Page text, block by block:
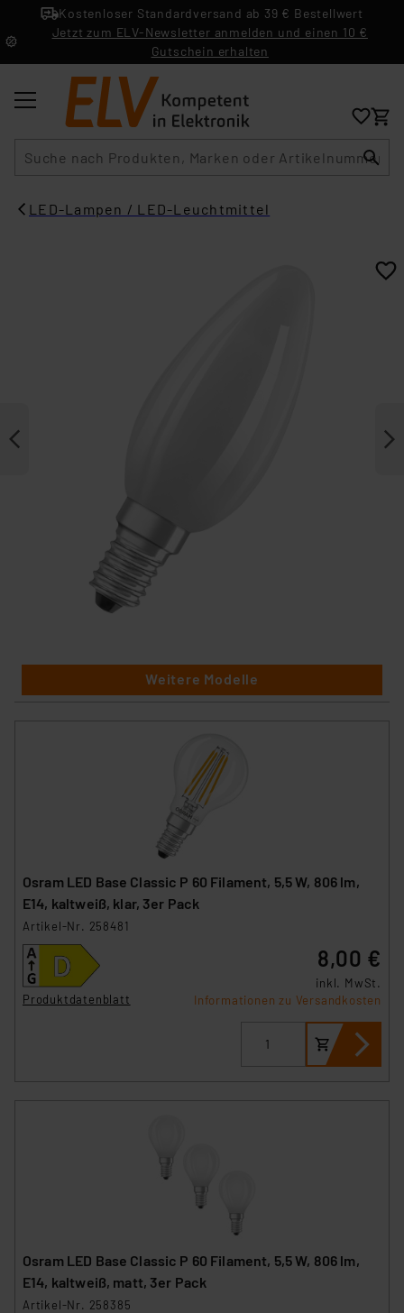
Kostenloser Standardversand ab 39 € Bestellwert
Jetzt zum ELV-Newsletter anmelden und einen 10 €
Gutschein erhalten
LED-Lampen / LED-Leuchtmittel
Weitere Modelle
Osram LED Base Classic P 60 Filament, 5,5 W, 806 lm,
E14, kaltweiß, klar, 3er Pack
Artikel-Nr. 258481
Produktdatenblatt
8,00 €
inkl. MwSt.
Informationen zu Versandkosten
Osram LED Base Classic P 60 Filament, 5,5 W, 806 lm,
E14, kaltweiß, matt, 3er Pack
Artikel-Nr. 258385